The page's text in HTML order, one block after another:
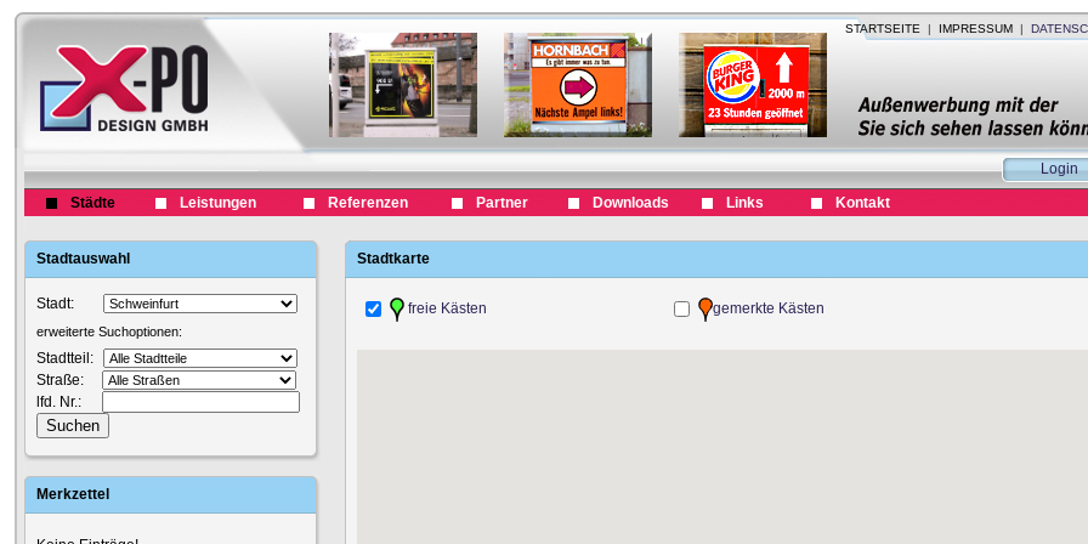
STARTSEITE | IMPRESSUM |
Login
Städte
Leistungen Referenzen Partner Downloads Links Kontakt
Stadtauswahl
Stadt:
erweiterte Suchoptionen:
Stadtteil:
Straße:
lfd. Nr.:
Merkzettel
Stadtkarte
freie Kästen gemerkte Kästen